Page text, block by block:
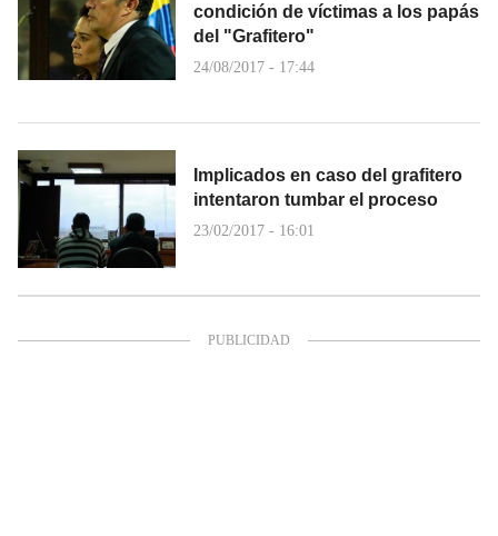
condición de víctimas a los papás
del "Grafitero"
24/08/2017 - 17:44
Implicados en caso del grafitero
intentaron tumbar el proceso
23/02/2017 - 16:01